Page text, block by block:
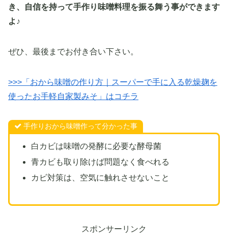
き、自信を持って手作り味噌料理を振る舞う事ができます
よ♪
ぜひ、最後までお付き合い下さい。
>>>「おから味噌の作り方｜スーパーで手に入る乾燥麹を
使ったお手軽自家製みそ」はコチラ
手作りおから味噌作って分かった事
白カビは味噌の発酵に必要な酵母菌
青カビも取り除けば問題なく食べれる
カビ対策は、空気に触れさせないこと
スポンサーリンク